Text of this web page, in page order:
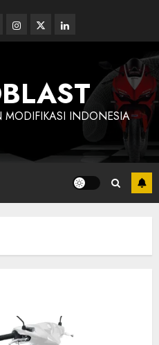
Instagram
Twitterlinkedin
MODIFIKASI INDONESIA